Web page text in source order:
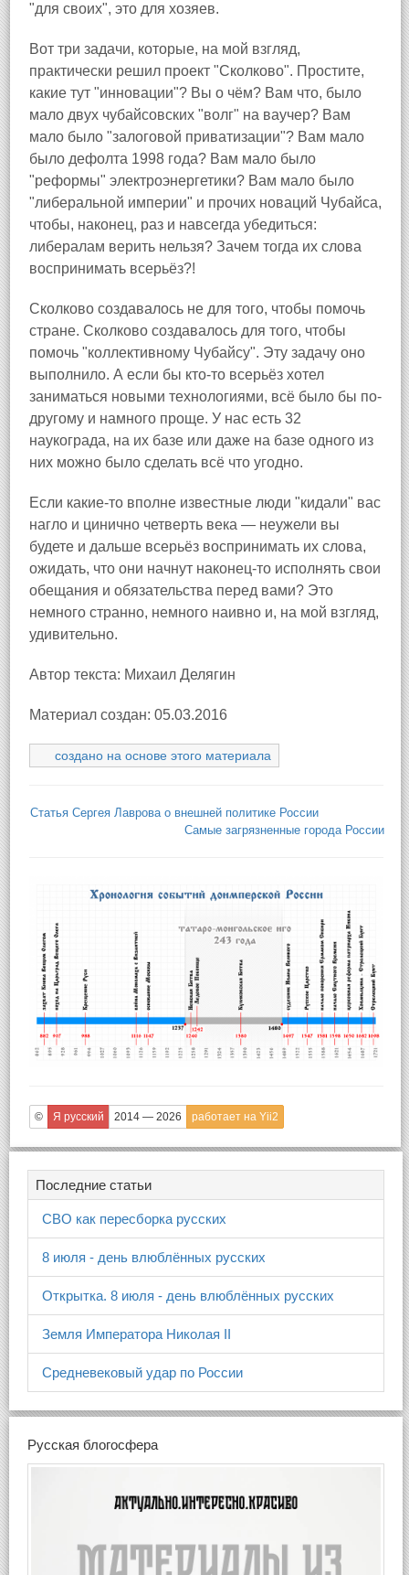
"для своих", это для хозяев.
Вот три задачи, которые, на мой взгляд,
практически решил проект "Сколково". Простите,
какие тут "инновации"? Вы о чём? Вам что, было
мало двух чубайсовских "волг" на ваучер? Вам
мало было "залоговой приватизации"? Вам мало
было дефолта 1998 года? Вам мало было
"реформы" электроэнергетики? Вам мало было
"либеральной империи" и прочих новаций Чубайса,
чтобы, наконец, раз и навсегда убедиться:
либералам верить нельзя? Зачем тогда их слова
воспринимать всерьёз?!
Сколково создавалось не для того, чтобы помочь
стране. Сколково создавалось для того, чтобы
помочь "коллективному Чубайсу". Эту задачу оно
выполнило. А если бы кто-то всерьёз хотел
заниматься новыми технологиями, всё было бы по-
другому и намного проще. У нас есть 32
наукограда, на их базе или даже на базе одного из
них можно было сделать всё что угодно.
Если какие-то вполне известные люди "кидали" вас
нагло и цинично четверть века — неужели вы
будете и дальше всерьёз воспринимать их слова,
ожидать, что они начнут наконец-то исполнять свои
обещания и обязательства перед вами? Это
немного странно, немного наивно и, на мой взгляд,
удивительно.
Автор текста: Михаил Делягин
Материал создан: 05.03.2016
создано на основе этого материала
Статья Сергея Лаврова о внешней политике России
Самые загрязненные города России
© Я русский 2014 — 2026 работает на Yii2
Последние статьи
СВО как пересборка русских
8 июля - день влюблённых русских
Открытка. 8 июля - день влюблённых русских
Земля Императора Николая II
Средневековый удар по России
Русская блогосфера